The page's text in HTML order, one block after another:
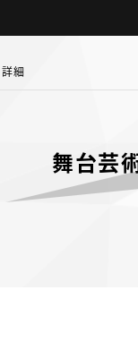
詳細
舞台芸